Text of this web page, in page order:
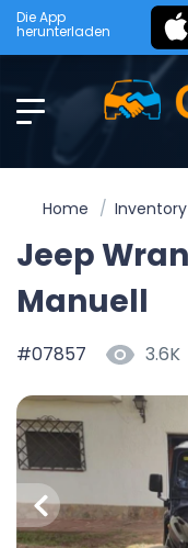
Die App
herunterladen
Home Inventory
Jeep
Manuell
#07857 3.6K